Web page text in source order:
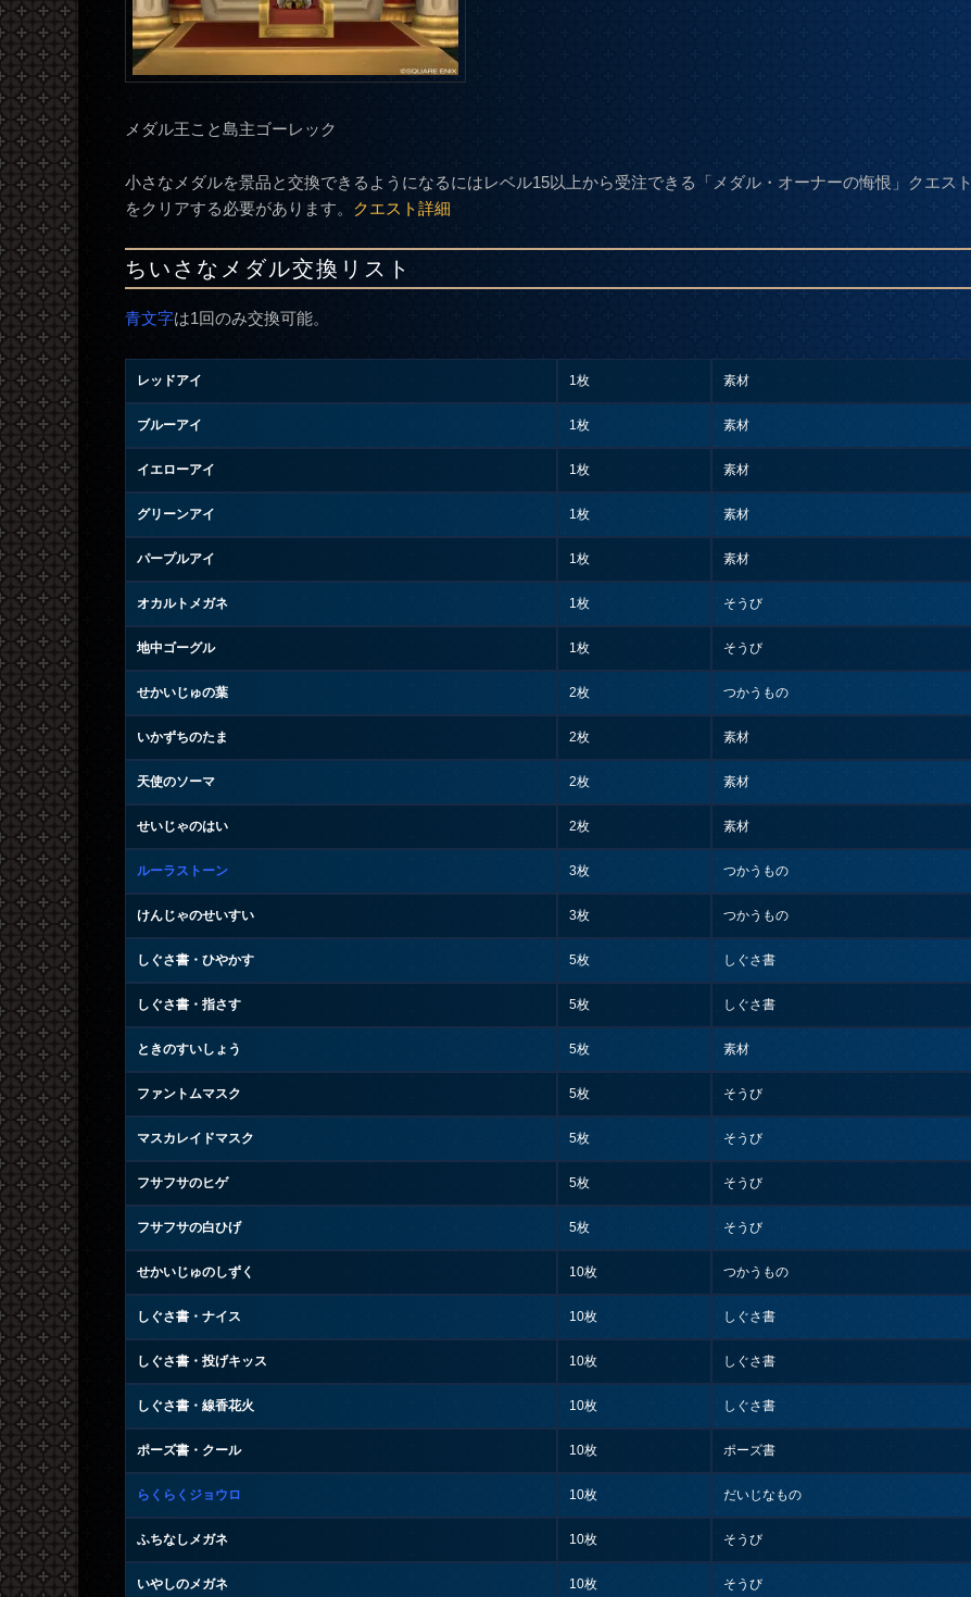
メダル王こと島主ゴーレック
小さなメダルを景品と交換できるようになるにはレベル15以上から受注できる「メダル・オーナーの悔恨」クエスト
をクリアする必要があります。 クエスト詳細
ちいさなメダル交換リスト
青文字は1回のみ交換可能。
レッドアイ 1枚 素材
ブルーアイ 1枚 素材
イエローアイ 1枚 素材
グリーンアイ 1枚 素材
パープルアイ 1枚 素材
オカルトメガネ 1枚 そうび
地中ゴーグル 1枚 そうび
せかいじゅの葉 2枚 つかうもの
いかずちのたま 2枚 素材
天使のソーマ 2枚 素材
せいじゃのはい 2枚 素材
ルーラストーン 3枚 つかうもの
けんじゃのせいすい 3枚 つかうもの
しぐさ書・ひやかす 5枚 しぐさ書
しぐさ書・指さす 5枚 しぐさ書
ときのすいしょう 5枚 素材
ファントムマスク 5枚 そうび
マスカレイドマスク 5枚 そうび
フサフサのヒゲ 5枚 そうび
フサフサの白ひげ 5枚 そうび
せかいじゅのしずく 10枚 つかうもの
しぐさ書・ナイス 10枚 しぐさ書
しぐさ書・投げキッス 10枚 しぐさ書
しぐさ書・線香花火 10枚 しぐさ書
ポーズ書・クール 10枚 ポーズ書
らくらくジョウロ 10枚 だいじなもの
ふちなしメガネ 10枚 そうび
いやしのメガネ 10枚 そうび